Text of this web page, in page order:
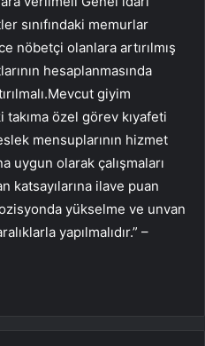
sınıfındaki memurlar
nöbetçi olanlara artırılmış
hesaplanmasında
giyim
takıma özel görev kıyafeti
mensuplarının hizmet
uygun olarak çalışmaları
katsayılarına ilave puan
yükselme ve unvan
yapılmalıdır.” –